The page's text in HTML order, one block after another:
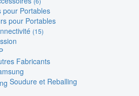
pour Portables
pour Portables
(15)
Fabricants
Soudure et Reballing